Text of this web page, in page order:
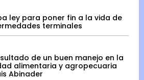
ley para poner fin a la vida de
terminales
de un buen manejo en la
alimentaria y agropecuaria
Abinader